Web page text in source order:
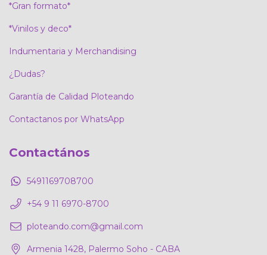
*Gran formato*
*Vinilos y deco*
Indumentaria y Merchandising
¿Dudas?
Garantía de Calidad Ploteando
Contactanos por WhatsApp
Contactános
5491169708700
+54 9 11 6970-8700
ploteando.com@gmail.com
Armenia 1428, Palermo Soho - CABA